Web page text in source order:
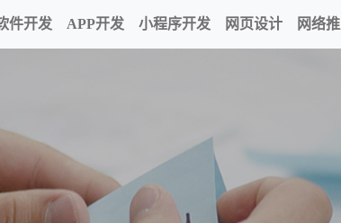
件开发 APP开发 小程序开发 网页设计 网络